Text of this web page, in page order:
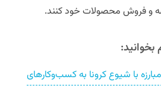
و فروش محصولات خود کنند.
با شیوع کرونا به کسب‌وکارهای